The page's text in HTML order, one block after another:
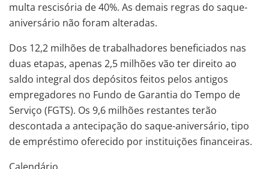
multa rescisória de 40%. As demais regras do saque-
aniversário não foram alteradas.
Dos 12,2 milhões de trabalhadores beneficiados nas
duas etapas, apenas 2,5 milhões vão ter direito ao
saldo integral dos depósitos feitos pelos antigos
empregadores no Fundo de Garantia do Tempo de
Serviço (FGTS). Os 9,6 milhões restantes terão
descontada a antecipação do saque-aniversário, tipo
de empréstimo oferecido por instituições financeiras.